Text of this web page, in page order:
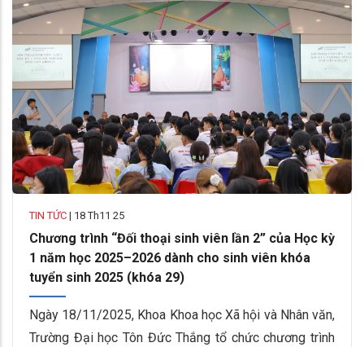
TIN TỨC | 18 Th11 25
Chương trình “Đối thoại sinh viên lần 2” của Học kỳ
1 năm học 2025–2026 dành cho sinh viên khóa
tuyển sinh 2025 (khóa 29)
Ngày 18/11/2025, Khoa Khoa học Xã hội và Nhân văn,
Trường Đại học Tôn Đức Thắng tổ chức chương trình